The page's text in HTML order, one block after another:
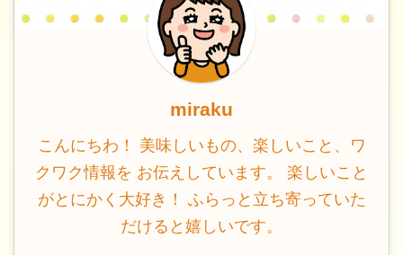
miraku
こんにちわ！ 美味しいもの、楽しいこと、ワ
クワク情報を お伝えしています。 楽しいこと
がとにかく大好き！ ふらっと立ち寄っていた
だけると嬉しいです。